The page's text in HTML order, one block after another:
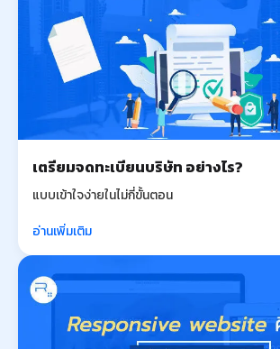
เตรียมจดทะเบียนบริษัท อย่างไร?
แบบเข้าใจง่ายในไม่กี่ขั้นตอน
อ่านเพิ่มเติม